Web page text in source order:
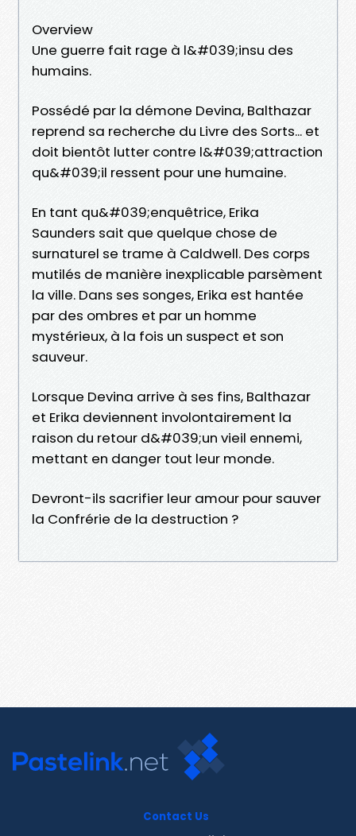
Overview
Une guerre fait rage à l&#039;insu des
humains.
Possédé par la démone Devina, Balthazar
reprend sa recherche du Livre des Sorts... et
doit bientôt lutter contre l&#039;attraction
qu&#039;il ressent pour une humaine.
En tant qu&#039;enquêtrice, Erika
Saunders sait que quelque chose de
surnaturel se trame à Caldwell. Des corps
mutilés de manière inexplicable parsèment
la ville. Dans ses songes, Erika est hantée
par des ombres et par un homme
mystérieux, à la fois un suspect et son
sauveur.
Lorsque Devina arrive à ses fins, Balthazar
et Erika deviennent involontairement la
raison du retour d&#039;un vieil ennemi,
mettant en danger tout leur monde.
Devront-ils sacrifier leur amour pour sauver
la Confrérie de la destruction ?
Contact Us